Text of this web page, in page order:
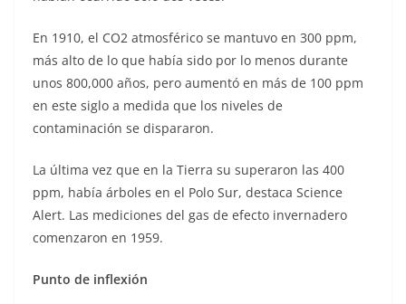
En 1910, el CO2 atmosférico se mantuvo en 300 ppm,
más alto de lo que había sido por lo menos durante
unos 800,000 años, pero aumentó en más de 100 ppm
en este siglo a medida que los niveles de
contaminación se dispararon.
La última vez que en la Tierra su superaron las 400
ppm, había árboles en el Polo Sur, destaca Science
Alert. Las mediciones del gas de efecto invernadero
comenzaron en 1959.
Punto de inflexión